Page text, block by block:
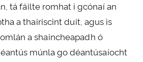
tá fáilte romhat i gcónaí an
a thairiscint duit, agus is
a shaincheapadh ó
múnla go déantúsaíocht